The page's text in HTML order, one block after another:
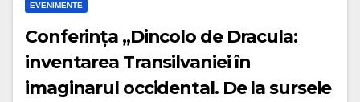
EVENIMENTE
Conferința „Dincolo de Dracula:
inventarea Transilvaniei în
imaginarul occidental. De la sursele